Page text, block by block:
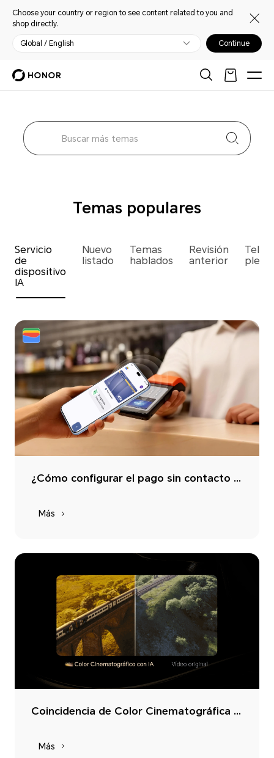
Choose your country or region to see content related to you and
shop directly.
Global / English Continue
Temas populares
Servicio
de
dispositivo
IA
Nuevo
listado
Temas
hablados
Revisión
anterior
¿Cómo configurar el pago sin contacto en tu teléfono HONOR?
Más
Coincidencia de Color Cinematográfica IA. Añade un toque cinematográfico a los momentos cotidianos
Más